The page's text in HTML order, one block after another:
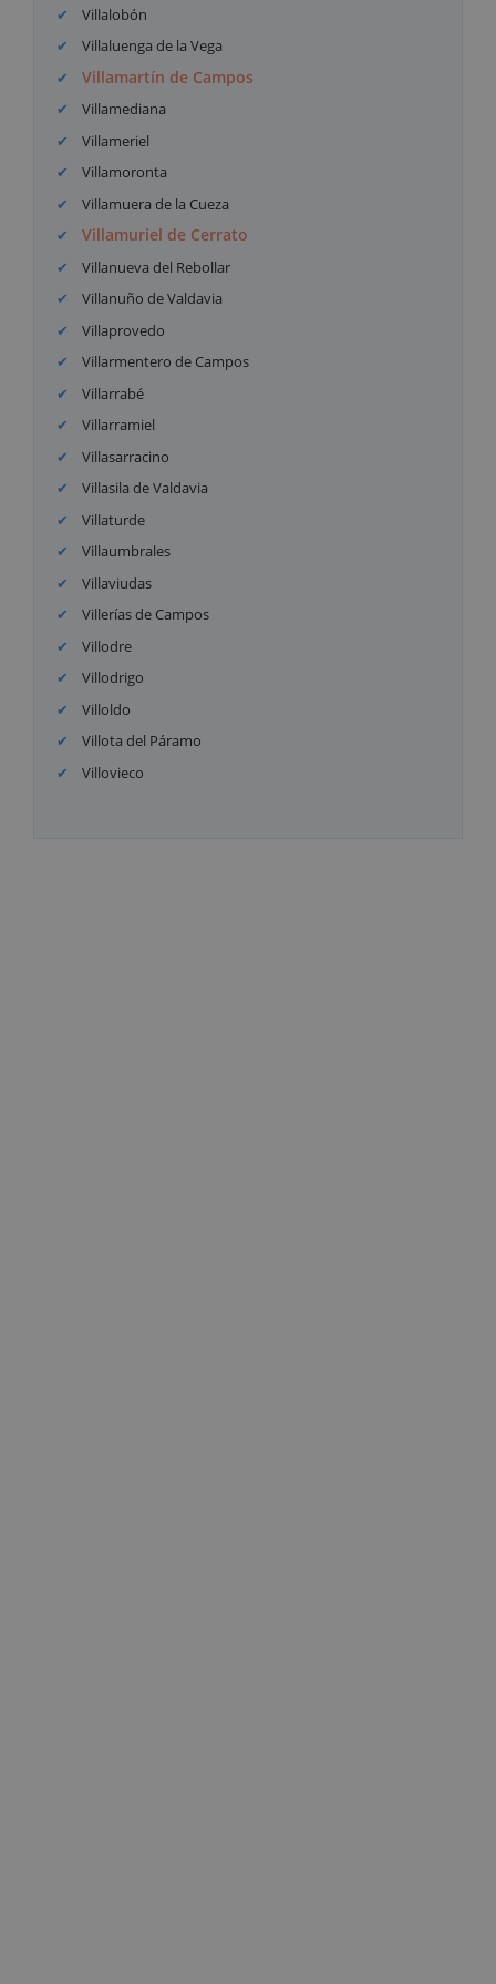
Villalobón
Villaluenga de la Vega
Villamartín de Campos
Villamediana
Villameriel
Villamoronta
Villamuera de la Cueza
Villamuriel de Cerrato
Villanueva del Rebollar
Villanuño de Valdavia
Villaprovedo
Villarmentero de Campos
Villarrabé
Villarramiel
Villasarracino
Villasila de Valdavia
Villaturde
Villaumbrales
Villaviudas
Villerías de Campos
Villodre
Villodrigo
Villoldo
Villota del Páramo
Villovieco